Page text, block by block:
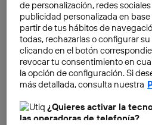
milenio creen que tienen
innovar y ser emprendedores,
rol de la tecnología en su vida
sensibilidad social.
de personalización, redes
publicidad personalizada en
partir de tus hábitos de
todas, rechazarlas o configurar
clicando en el botón
revocar tu consentimiento en
la opción de configuración. Si
más detallada, consulta nuestra
¿Quieres activar la
las operadoras de telefonía?